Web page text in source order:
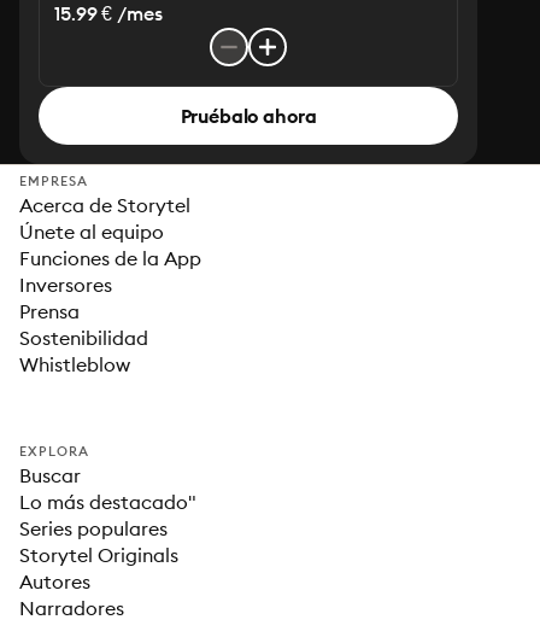
15.99 € /mes
Pruébalo ahora
EMPRESA
Acerca de Storytel
Únete al equipo
Funciones de la App
Inversores
Prensa
Sostenibilidad
Whistleblow
EXPLORA
Buscar
Lo más destacado"
Series populares
Storytel Originals
Autores
Narradores